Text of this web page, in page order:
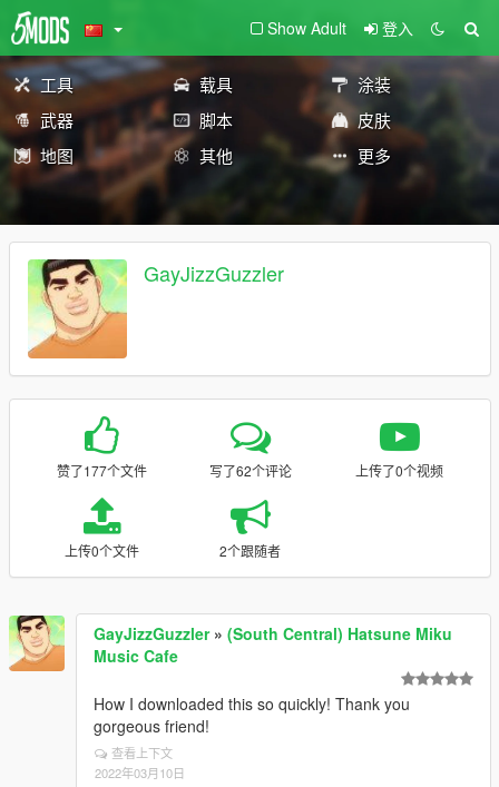
Show Adult 登入
工具 载具
涂装
武器
脚本
皮肤
地图
其他 更多
GayJizzGuzzler
赞了177个文件 写了62个评论 上传了0个视频
上传0个文件 2个跟随者
GayJizzGuzzler» (South Central) Hatsune Miku
Music Cafe
How I downloaded this so quickly! Thank you
gorgeous friend!
查看上下文
2022年03月10日